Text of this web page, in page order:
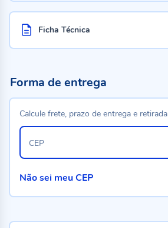
Ficha Técnica
Forma de entrega
Calcule frete, prazo de entrega e retirada
CEP
Não sei meu CEP